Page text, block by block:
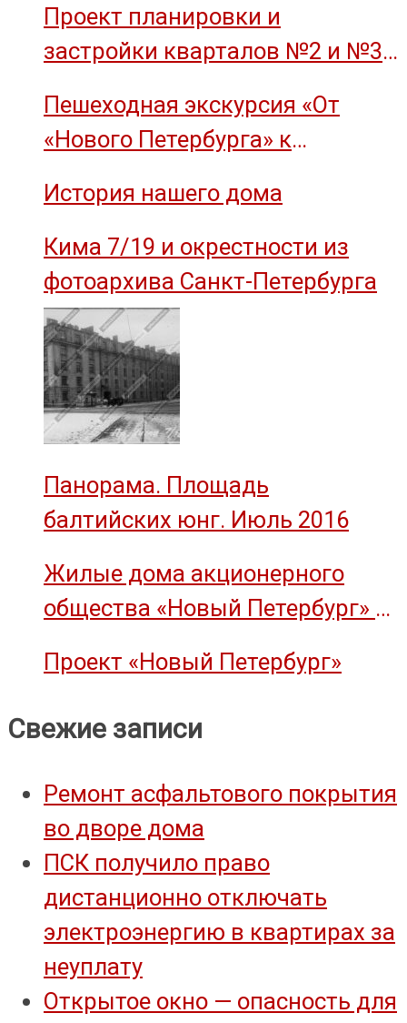
Проект планировки и
застройки кварталов №2 и №3
Пешеходная экскурсия «От
«Нового Петербурга» к
им. М.И. Калинина»
История нашего дома
Кима 7/19 и окрестности из
фотоархива Санкт-Петербурга
Панорама. Площадь
балтийских юнг. Июль 2016
Жилые дома акционерного
общества «Новый Петербург» —
Проект «Новый Петербург»
Свежие записи
Ремонт асфальтового покрытия
во дворе дома
ПСК получило право
дистанционно отключать
электроэнергию в квартирах за
неуплату
Открытое окно — опасность для